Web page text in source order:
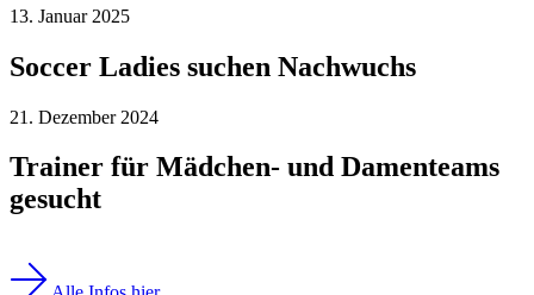
13. Januar 2025
Soccer Ladies suchen Nachwuchs
21. Dezember 2024
Trainer für Mädchen- und Damenteams
gesucht